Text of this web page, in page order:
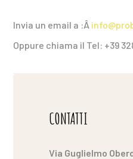
Invia un email a :Â
Oppure chiama il Tel: +39
CONTATTI
Via Guglielmo